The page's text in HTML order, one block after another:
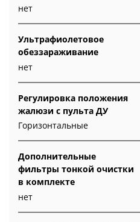
нет
Ультрафиолетовое
обеззараживание
нет
Регулировка положения
жалюзи с пульта ДУ
Горизонтальные
Дополнительные
фильтры тонкой очистки
в комплекте
нет